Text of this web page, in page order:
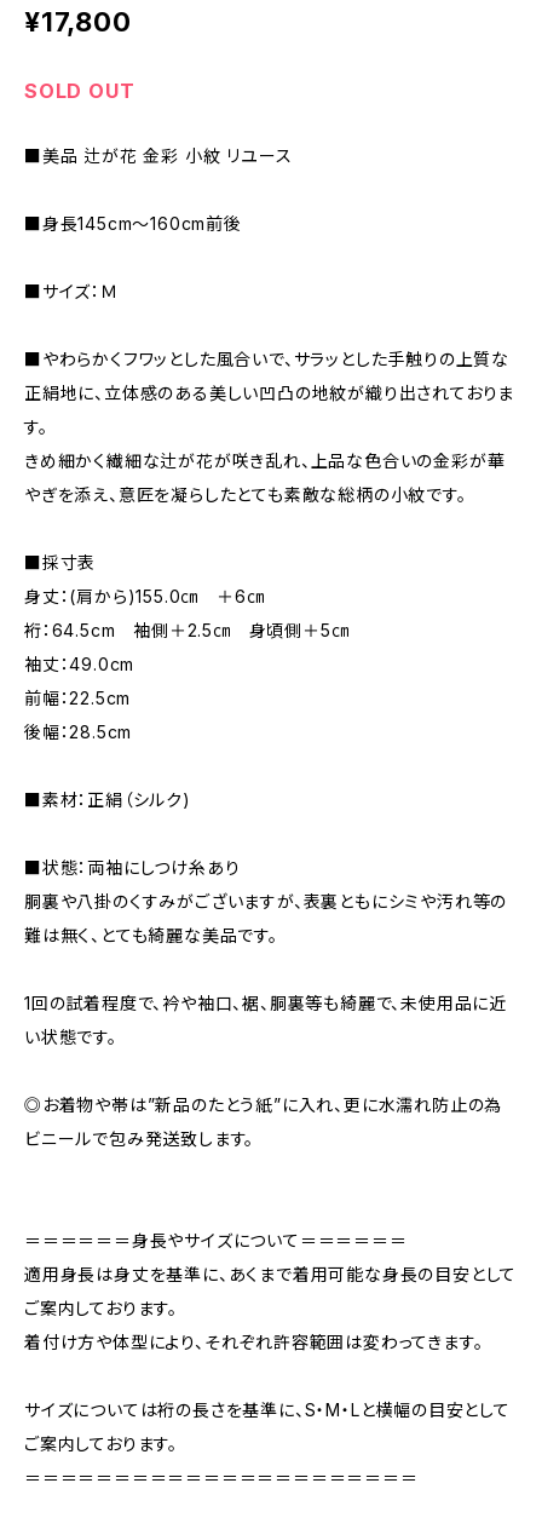
¥17,800
SOLD OUT
■美品 辻が花 金彩 小紋 リユース
■身長145cm～160cm前後
■サイズ：Ｍ
■やわらかくフワッとした風合いで、サラッとした手触りの上質な
正絹地に、立体感のある美しい凹凸の地紋が織り出されておりま
す。
きめ細かく繊細な辻が花が咲き乱れ、上品な色合いの金彩が華
やぎを添え、意匠を凝らしたとても素敵な総柄の小紋です。
■採寸表
身丈：(肩から)155.0㎝ ＋6㎝
裄：64.5cm 袖側＋2.5㎝ 身頃側＋5㎝
袖丈：49.0cm
前幅：22.5cm
後幅：28.5cm
■素材：正絹（シルク)
■状態：両袖にしつけ糸あり
胴裏や八掛のくすみがございますが、表裏ともにシミや汚れ等の
難は無く、とても綺麗な美品です。
1回の試着程度で、衿や袖口、裾、胴裏等も綺麗で、未使用品に近
い状態です。
◎お着物や帯は”新品のたとう紙”に入れ、更に水濡れ防止の為
ビニールで包み発送致します。
＝＝＝＝＝＝身長やサイズについて＝＝＝＝＝＝
適用身長は身丈を基準に、あくまで着用可能な身長の目安として
ご案内しております。
着付け方や体型により、それぞれ許容範囲は変わってきます。
サイズについては裄の長さを基準に、S・M・Lと横幅の目安として
ご案内しております。
＝＝＝＝＝＝＝＝＝＝＝＝＝＝＝＝＝＝＝＝＝＝